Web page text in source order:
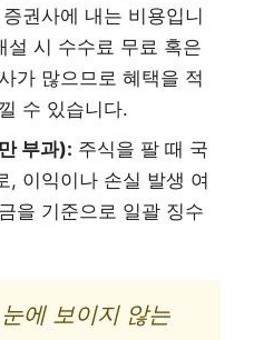
권사에 내는 비용입니
설 시 수수료 무료 혹은
가 많으므로 혜택을 적
수 있습니다.
부과): 주식을 팔 때 국
, 이익이나 손실 발생 여
을 기준으로 일괄 징수
에 보이지 않는